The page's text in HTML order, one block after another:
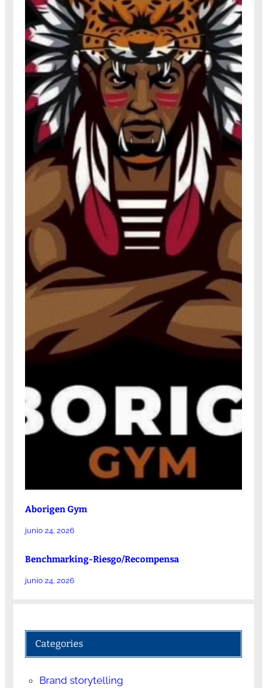
Aborigen Gym
junio 24, 2026
Benchmarking-Riesgo/Recompensa
junio 24, 2026
Categories
Brand storytelling